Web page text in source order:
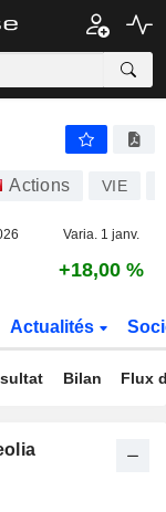
Actions VIE
Varia. 1 janv.
+18,00 %
Actualités
Bilan Flux